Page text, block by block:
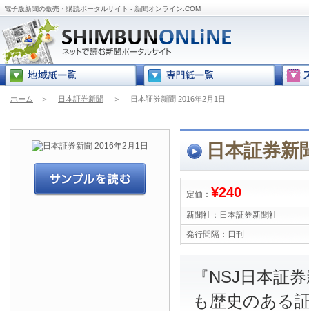
電子版新聞の販売・購読ポータルサイト - 新聞オンライン.COM
ホーム ＞ 日本証券新聞 ＞ 日本証券新聞 2016年2月1日
日本証券新
定価： ¥240
新聞社： 日本証券新聞社
発行間隔： 日刊
『NSJ日本証
も歴史のある